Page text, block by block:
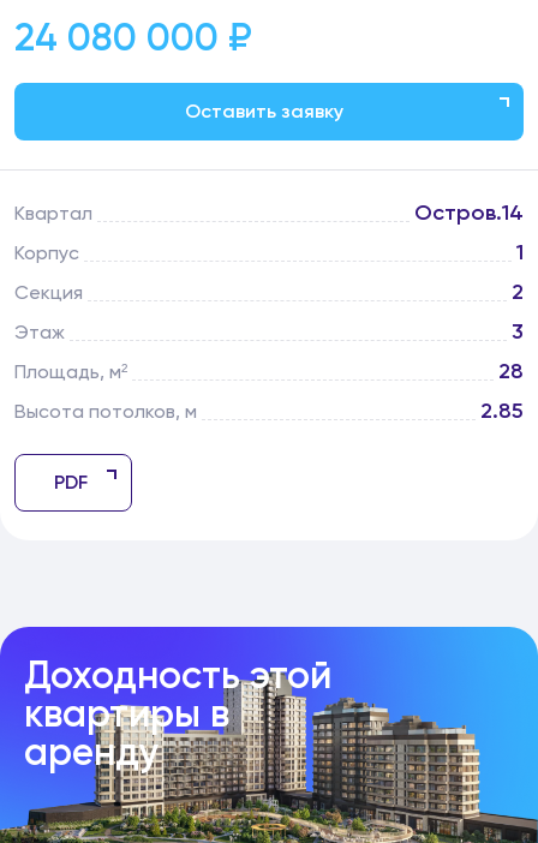
Квартал Остров.14
Корпус 1
Секция 2
Этаж 3
Площадь, м² 28
Высота потолков, м 2.85
PDF
24 080 000 ₽
Оставить заявку
Доходность этой
квартиры в
аренду